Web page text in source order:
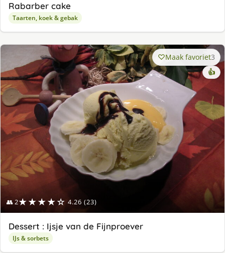
Rabarber cake
Taarten, koek & gebak
👥 2★★★★☆ 4.26 (23)
Maak favoriet3
👍
Dessert : Ijsje van de Fijnproever
IJs & sorbets